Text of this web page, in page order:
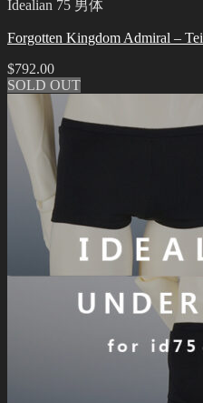
Idealian 75 男体
Forgotten Kingdom Admiral – Tei
$792.00
SOLD OUT